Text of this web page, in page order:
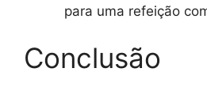
para uma refeição
Conclusão